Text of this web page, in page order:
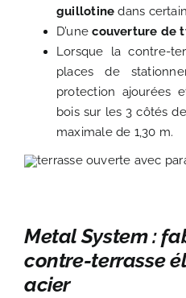
guillotine dans
D’unecouverture de
Lorsque la contre-
places de
protection ajourées
bois sur les 3 côtés
maximale de 1,30 m.
Metal System :
contre-terrasse
acier